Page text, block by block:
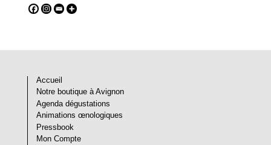
Accueil
Notre boutique à Avignon
Agenda dégustations
Animations œnologiques
Pressbook
Mon Compte